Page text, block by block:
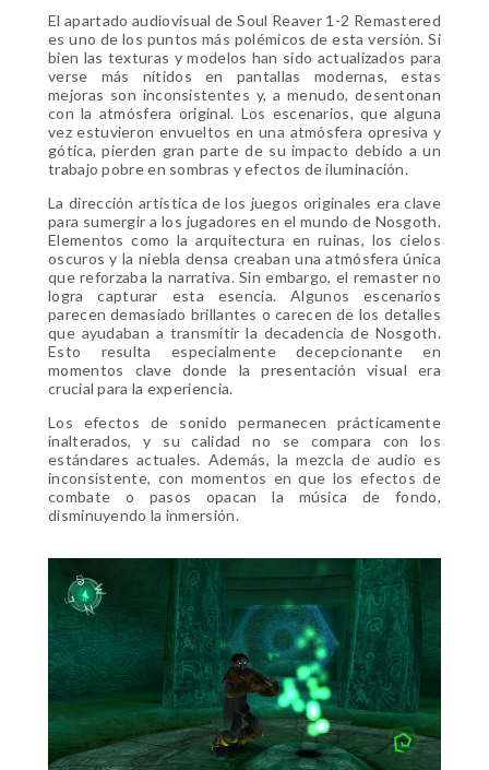
El apartado audiovisual de Soul Reaver 1-2 Remastered
es uno de los puntos más polémicos de esta versión. Si
bien las texturas y modelos han sido actualizados para
verse más nítidos en pantallas modernas, estas
mejoras son inconsistentes y, a menudo, desentonan
con la atmósfera original. Los escenarios, que alguna
vez estuvieron envueltos en una atmósfera opresiva y
gótica, pierden gran parte de su impacto debido a un
trabajo pobre en sombras y efectos de iluminación.
La dirección artística de los juegos originales era clave
para sumergir a los jugadores en el mundo de Nosgoth.
Elementos como la arquitectura en ruinas, los cielos
oscuros y la niebla densa creaban una atmósfera única
que reforzaba la narrativa. Sin embargo, el remaster no
logra capturar esta esencia. Algunos escenarios
parecen demasiado brillantes o carecen de los detalles
que ayudaban a transmitir la decadencia de Nosgoth.
Esto resulta especialmente decepcionante en
momentos clave donde la presentación visual era
crucial para la experiencia.
Los efectos de sonido permanecen prácticamente
inalterados, y su calidad no se compara con los
estándares actuales. Además, la mezcla de audio es
inconsistente, con momentos en que los efectos de
combate o pasos opacan la música de fondo,
disminuyendo la inmersión.